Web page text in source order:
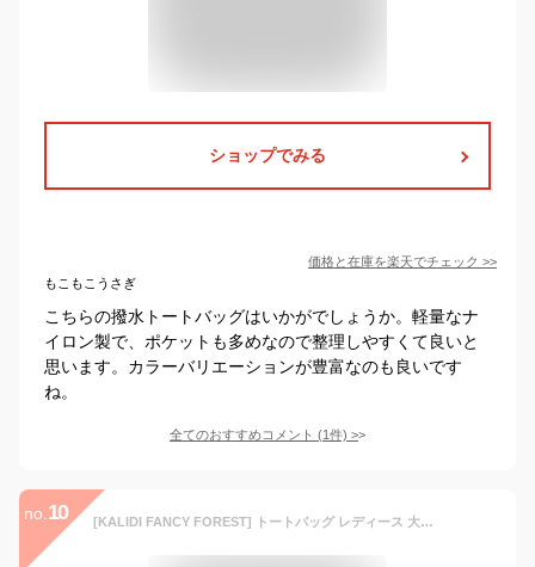
ショップでみる
価格と在庫を楽天でチェック >>
もこもこうさぎ
こちらの撥水トートバッグはいかがでしょうか。軽量なナ
イロン製で、ポケットも多めなので整理しやすくて良いと
思います。カラーバリエーションが豊富なのも良いです
ね。
全てのおすすめコメント (1件) >
no. 10 [KALIDI FANCY FOREST] トートバッグ レディース 大容量 ショルダーバッグ 通勤バッグ レディーストートバッグ A4 かばん 肩掛け レディース 軽量 旅行 撥水